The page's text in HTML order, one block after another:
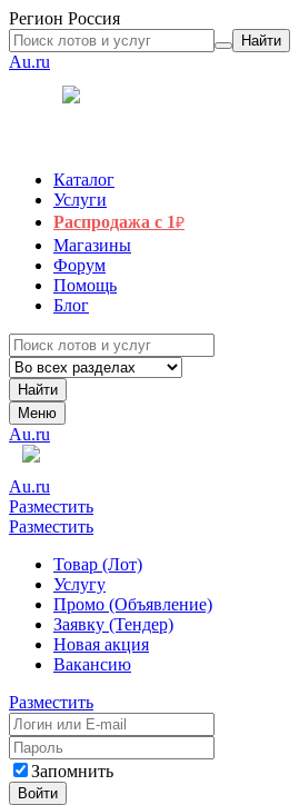
Регион Россия
Найти
Au.ru
Каталог
Услуги
Распродажа с 1₽
Магазины
Форум
Помощь
Блог
Найти
Меню
Au.ru
Au.ru
Разместить
Разместить
Товар (Лот)
Услугу
Промо (Объявление)
Заявку (Тендер)
Новая акция
Вакансию
Разместить
Запомнить
Войти